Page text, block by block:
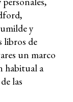
y
libros de
un marco
habitual a
las